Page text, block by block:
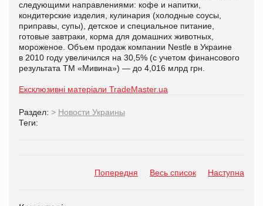
следующими направлениями: кофе и напитки,
кондитерские изделия, кулинария (холодные соусы,
приправы, супы), детское и специальное питание,
готовые завтраки, корма для домашних животных,
мороженое. Объем продаж компании Nestlе в Украине
в 2010 году увеличился на 30,5% (с учетом финансового
результата ТМ «Мивина») — до 4,016 млрд грн.
Ексклюзивні матеріали TradeMaster.ua
Раздел: > Новости Украины
Теги:
Попередня Весь список Наступна